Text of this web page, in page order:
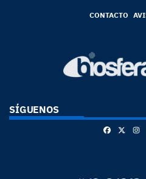
CONTACTO
SÍGUENOS
Facebook